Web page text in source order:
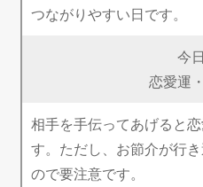
つながりやすい日です。
今
恋愛運
相手を手伝ってあげると
す。ただし、お節介が行
ので要注意です。